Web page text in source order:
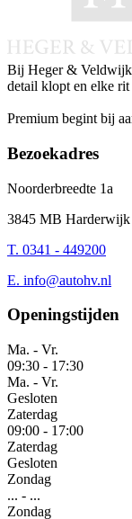
Bij Heger & Veldwijk
detail klopt en elke
Premium begint bij
Bezoekadres
Noorderbreedte 1a
3845 MB Harderwijk
T. 0341 - 449200
E. info@autohv.nl
Openingstijden
Ma. - Vr.
09:30 - 17:30
Ma. - Vr.
Gesloten
Zaterdag
09:00 - 17:00
Zaterdag
Gesloten
Zondag
... - ...
Zondag